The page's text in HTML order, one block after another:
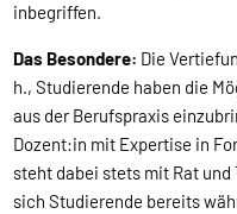
inbegriffen.
Das Besondere: Die
h., Studierende haben die
aus der Berufspraxis
Dozent:in mit Expertise in
steht dabei stets mit Rat
sich Studierende bereits